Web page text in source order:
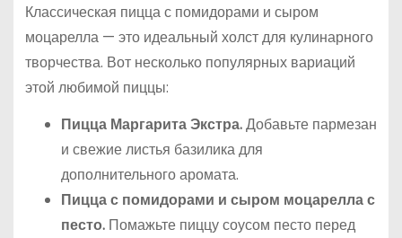
Классическая пицца с помидорами и сыром
моцарелла — это идеальный холст для кулинарного
творчества. Вот несколько популярных вариаций
этой любимой пиццы:
Пицца Маргарита Экстра.Добавьте пармезан
и свежие листья базилика для
дополнительного аромата.
Пицца с помидорами и сыром моцарелла с
песто.Помажьте пиццу соусом песто перед